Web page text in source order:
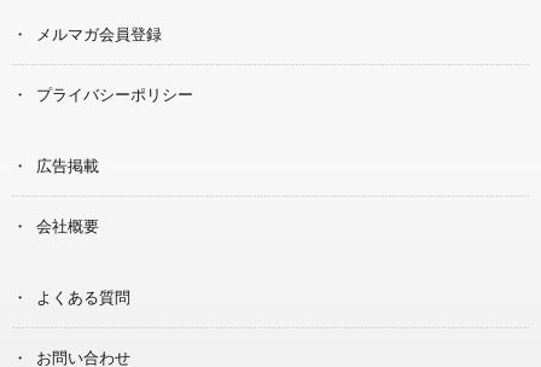
メルマガ会員登録
プライバシーポリシー
広告掲載
会社概要
よくある質問
お問い合わせ